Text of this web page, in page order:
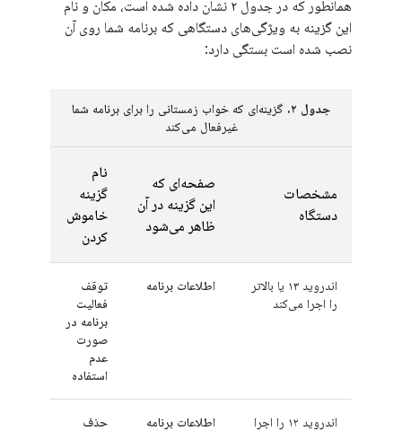
همانطور که در جدول ۲ نشان داده شده است، مکان و نام
این گزینه به ویژگی‌های دستگاهی که برنامه شما روی آن
نصب شده است بستگی دارد:
جدول ۲.
گزینه‌ای که خواب زمستانی را برای برنامه شما
غیرفعال می‌کند
مشخصات
دستگاه
صفحه‌ای که
این گزینه در آن
ظاهر می‌شود
نام
گزینه
خاموش
کردن
اندروید ۱۳ یا بالاتر
را اجرا می‌کند
اطلاعات برنامه
توقف
فعالیت
برنامه در
صورت
عدم
استفاده
اندروید ۱۲ را اجرا
اطلاعات برنامه
حذف